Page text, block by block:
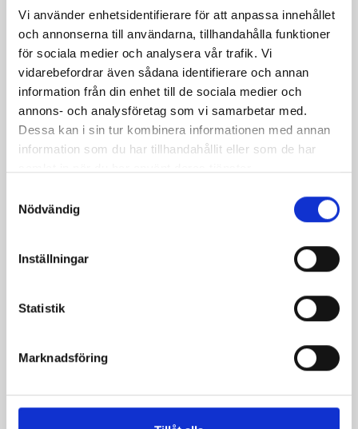
Vi använder enhetsidentifierare för att anpassa innehållet
och annonserna till användarna, tillhandahålla funktioner
för sociala medier och analysera vår trafik. Vi
vidarebefordrar även sådana identifierare och annan
information från din enhet till de sociala medier och
annons- och analysföretag som vi samarbetar med.
Dessa kan i sin tur kombinera informationen med annan
information som du har tillhandahållit eller som de har
Nödvändig
Inställningar
Statistik
Marknadsföring
Citrondoftande
frikadeller
Parmaskinka med
ugnsbakad zucchini
Laxfärsbiffar med stekta
Risotto med chilibönor